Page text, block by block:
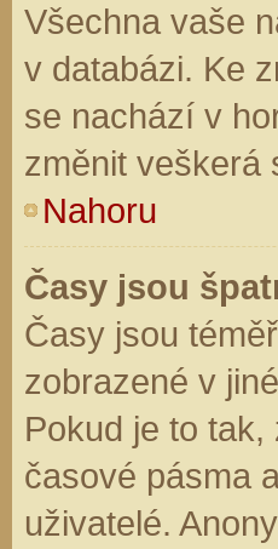
Všechna vaše
v databázi. Ke
se nachází v
změnit veškerá
Nahoru
Časy jsou
Časy jsou
zobrazené v
Pokud je to
časové pásma
uživatelé.